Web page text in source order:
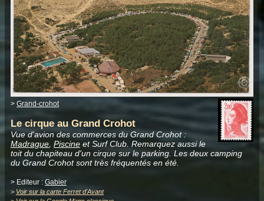
> Grand-crohot
Le cirque au Grand Crohot
Vue d'avion des commerces du Grand Crohot :
Madrague Piscine et Surf Club. Remarquez aussi le
toit du chapiteau d'un cirque sur le parking. Les deux camping
du Grand Crohot sont très fréquentés en été.
> Editeur : Gabier
> Voir sur la carte Ferret d'Avant